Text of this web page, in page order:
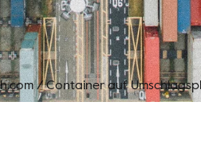
/Container auf